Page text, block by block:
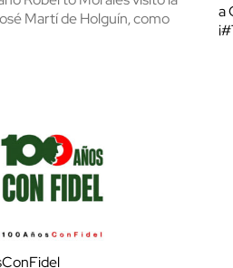
Martí de Holguín, como
a